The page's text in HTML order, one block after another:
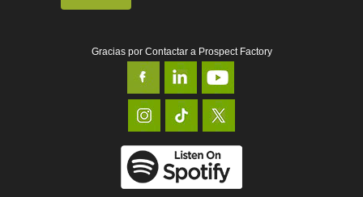
Gracias por Contactar a Prospect Factory